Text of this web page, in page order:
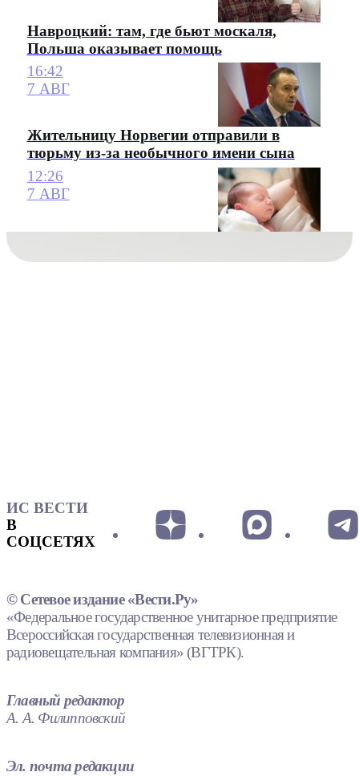
Навроцкий: там, где бьют москаля,
Польша оказывает помощь
16:42
7 АВГ
Жительницу Норвегии отправили в
тюрьму из-за необычного имени сына
12:26
7 АВГ
ИС ВЕСТИ
В
СОЦСЕТЯХ
© Сетевое издание «Вести.Ру»
«Федеральное государственное унитарное предприятие
Всероссийская государственная телевизионная и
радиовещательная компания» (ВГТРК).
Главный редактор
А. А. Филипповский
Эл. почта редакции